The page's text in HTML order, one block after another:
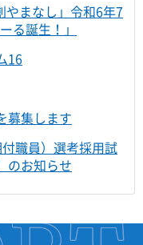
やまなし」令和6年7
る誕生！」
16
募集します
職員）選考採用試
のお知らせ